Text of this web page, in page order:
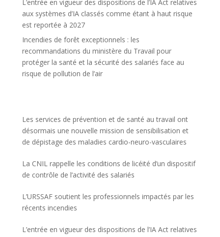
L’entrée en vigueur des dispositions de l’IA Act relatives
aux systèmes d’IA classés comme étant à haut risque
est reportée à 2027
Incendies de forêt exceptionnels : les
recommandations du ministère du Travail pour
protéger la santé et la sécurité des salariés face au
risque de pollution de l’air
Les services de prévention et de santé au travail ont
désormais une nouvelle mission de sensibilisation et
de dépistage des maladies cardio-neuro-vasculaires
La CNIL rappelle les conditions de licéité d’un dispositif
de contrôle de l’activité des salariés
L’URSSAF soutient les professionnels impactés par les
récents incendies
L’entrée en vigueur des dispositions de l’IA Act relatives